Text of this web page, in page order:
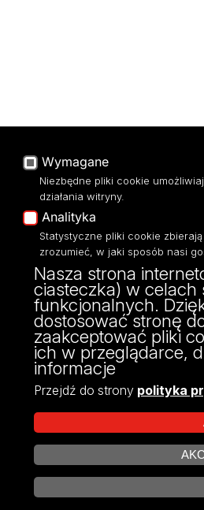
Wymagane
Niezbędne pliki cookie
działania witryny.
Analityka
Statystyczne pliki cookie
zrozumieć, w jaki sposób nasi
Nasza strona
ciasteczka) w
funkcjonalnych.
dostosować stronę
zaakceptować pliki
ich w przeglądarce,
informacje
Przejdź do strony polityka